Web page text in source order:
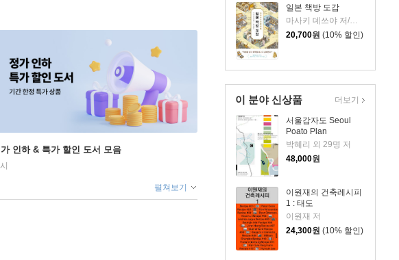
일본 책방 도감
마사키 데쓰야 저/백운숙 역
20,700원 (10% 할인)
이 분야 신상품
서울감자도 Seoul
Poato Plan
박혜리 외 29명 저
48,000원
이원재의 건축레시피
1 : 태도
이원재 저
24,300원 (10% 할인)
더보기
인하 & 특가 할인 도서 모음
펼쳐보기